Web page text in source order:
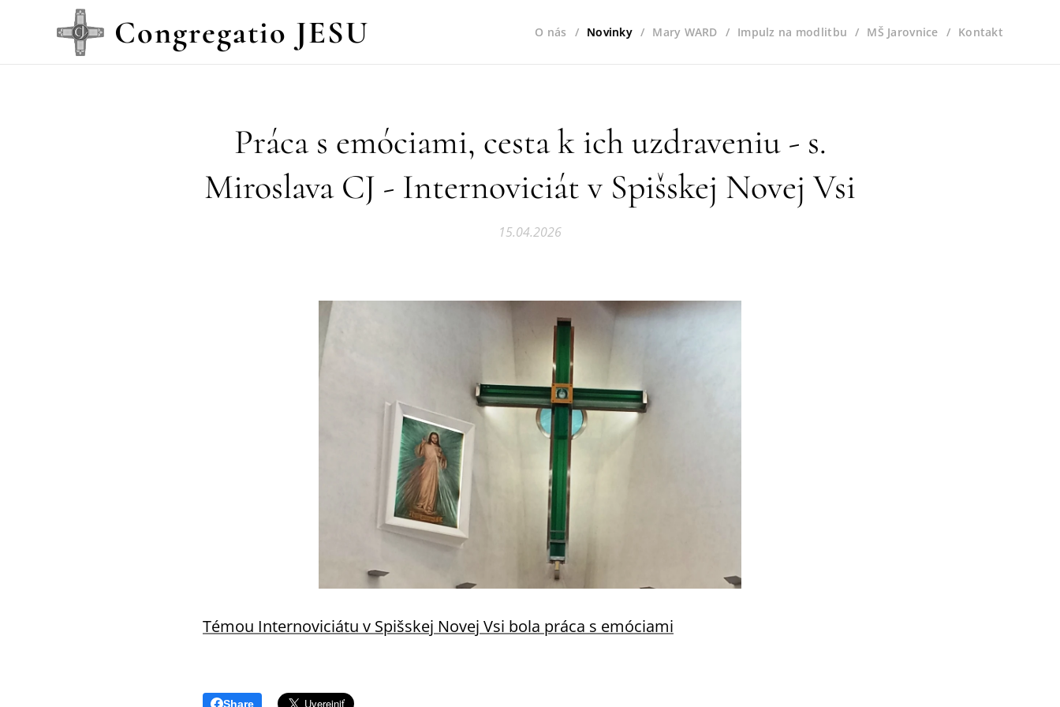
Congregatio JESU O nás Novinky Mary WARD Impulz na modlitbu MŠ Jarovnice Kontakt
Práca s emóciami, cesta k ich uzdraveniu - s.
Miroslava CJ - Internoviciát v Spišskej Novej Vsi
15.04.2026
Témou Internoviciátu v Spišskej Novej Vsi bola práca s emóciami
Share